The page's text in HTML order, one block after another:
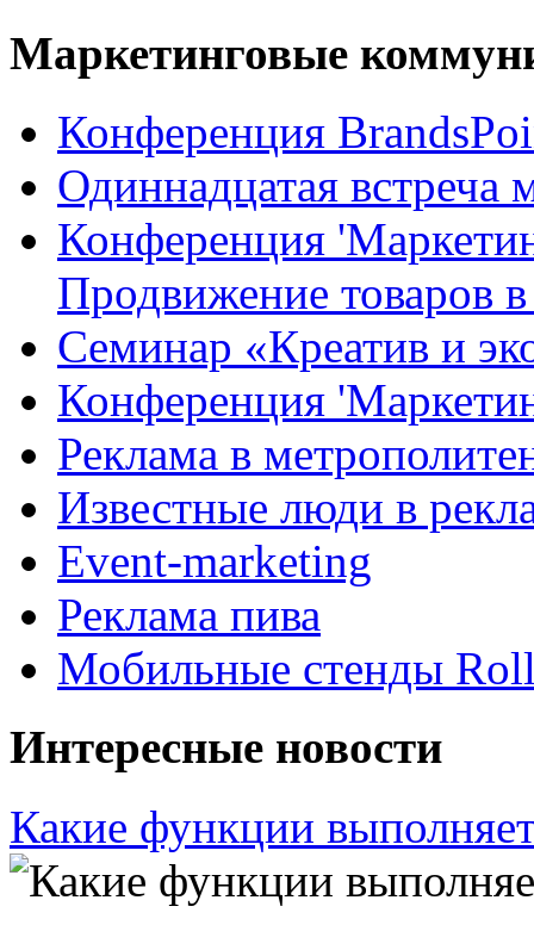
Маркетинговые
Конференция
Одиннадцатая
Конференция
Продвижение товаров
Семинар «Креатив и
Конференция
Реклама в
Известные люди в
Event-marketing
Реклама пива
Мобильные стенды
Интересные новости
Какие функции